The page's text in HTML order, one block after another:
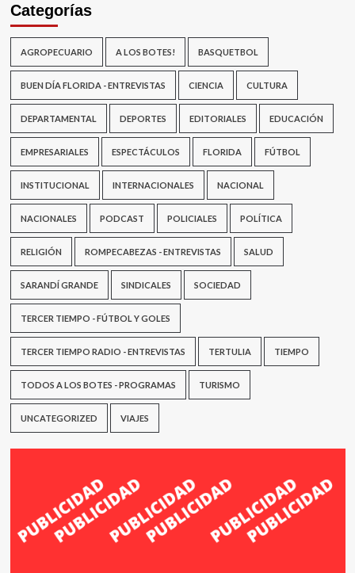
Categorías
AGROPECUARIO A LOS BOTES! BASQUETBOL
BUEN DÍA FLORIDA - ENTREVISTAS CIENCIA CULTURA
DEPARTAMENTAL DEPORTES EDITORIALES EDUCACIÓN
EMPRESARIALES ESPECTÁCULOS FLORIDA FÚTBOL
INSTITUCIONAL INTERNACIONALES NACIONAL
NACIONALES PODCAST POLICIALES POLÍTICA
RELIGIÓN ROMPECABEZAS - ENTREVISTAS SALUD
SARANDÍ GRANDE SINDICALES SOCIEDAD
TERCER TIEMPO - FÚTBOL Y GOLES
TERCER TIEMPO RADIO - ENTREVISTAS TERTULIA TIEMPO
TODOS A LOS BOTES - PROGRAMAS TURISMO
UNCATEGORIZED VIAJES